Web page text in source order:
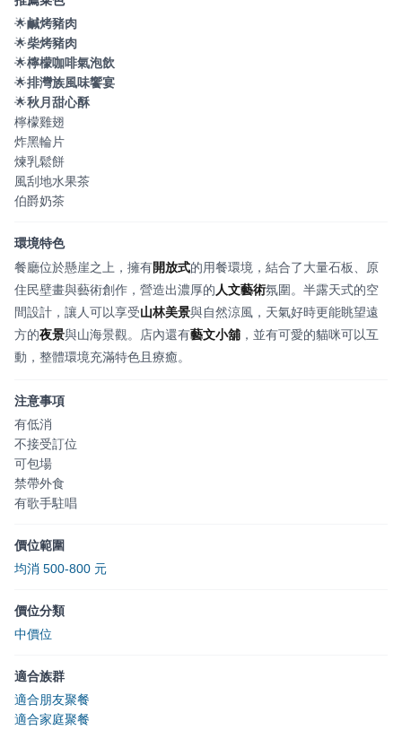
🌟鹹烤豬肉
🌟柴烤豬肉
🌟檸檬咖啡氣泡飲
🌟排灣族風味饗宴
🌟秋月甜心酥
檸檬雞翅
炸黑輪片
煉乳鬆餅
風刮地水果茶
伯爵奶茶
環境特色
餐廳位於懸崖之上，擁有開放式的用餐環境，結合了大量石板、原
住民壁畫與藝術創作，營造出濃厚的 人文藝術氛圍。半露天式的空
間設計，讓人可以享受山林美景與自然涼風，天氣好時更能眺望遠
方的夜景與山海景觀。店內還有藝文小舖 ，並有可愛的貓咪可以互
動，整體環境充滿特色且療癒。
注意事項
有低消
不接受訂位
可包場
禁帶外食
有歌手駐唱
價位範圍
均消 500-800 元
價位分類
中價位
適合族群
適合朋友聚餐
適合家庭聚餐